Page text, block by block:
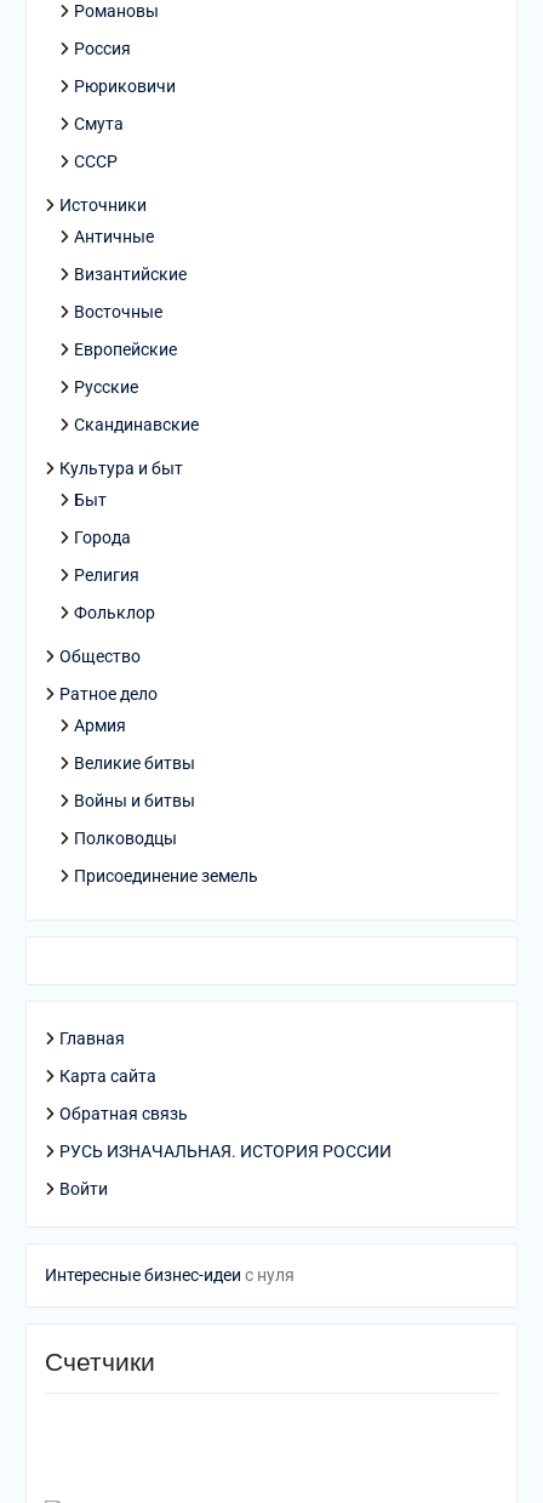
Романовы
Россия
Рюриковичи
Смута
СССР
Источники
Античные
Византийские
Восточные
Европейские
Русские
Скандинавские
Культура и быт
Быт
Города
Религия
Фольклор
Общество
Ратное дело
Армия
Великие битвы
Войны и битвы
Полководцы
Присоединение земель
Главная
Карта сайта
Обратная связь
РУСЬ ИЗНАЧАЛЬНАЯ. ИСТОРИЯ РОССИИ
Войти
Интересные бизнес-идеи с нуля
Счетчики